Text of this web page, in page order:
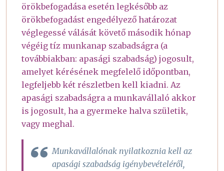
örökbefogadása esetén legkésőbb az
örökbefogadást engedélyező határozat
véglegessé válását követő második hónap
végéig tíz munkanap szabadságra (a
továbbiakban: apasági szabadság) jogosult,
amelyet kérésének megfelelő időpontban,
legfeljebb két részletben kell kiadni. Az
apasági szabadságra a munkavállaló akkor
is jogosult, ha a gyermeke halva születik,
vagy meghal.
Munkavállalónak nyilatkoznia kell az
apasági szabadság igénybevételéről,